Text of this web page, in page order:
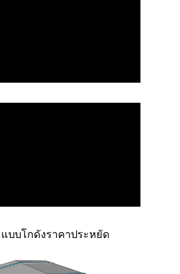
บบโกดังราคาประหยัด